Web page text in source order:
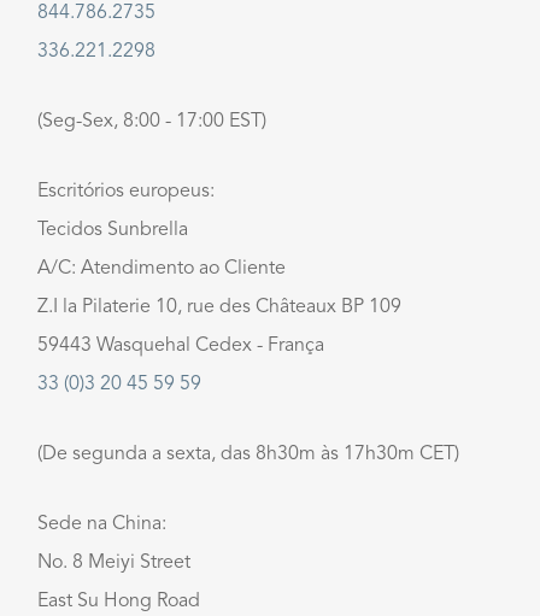
844.786.2735
336.221.2298
(Seg-Sex, 8:00 - 17:00 EST)
Escritórios europeus:
Tecidos Sunbrella
A/C: Atendimento ao Cliente
Z.I la Pilaterie 10, rue des Châteaux BP 109
59443 Wasquehal Cedex - França
33 (0)3 20 45 59 59
(De segunda a sexta, das 8h30m às 17h30m CET)
Sede na China:
No. 8 Meiyi Street
East Su Hong Road